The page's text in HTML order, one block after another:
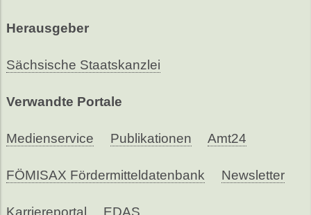
Herausgeber
Sächsische Staatskanzlei
Verwandte Portale
Medienservice Publikationen Amt24
FÖMISAX Fördermitteldatenbank Newsletter
Karriereportal EDAS